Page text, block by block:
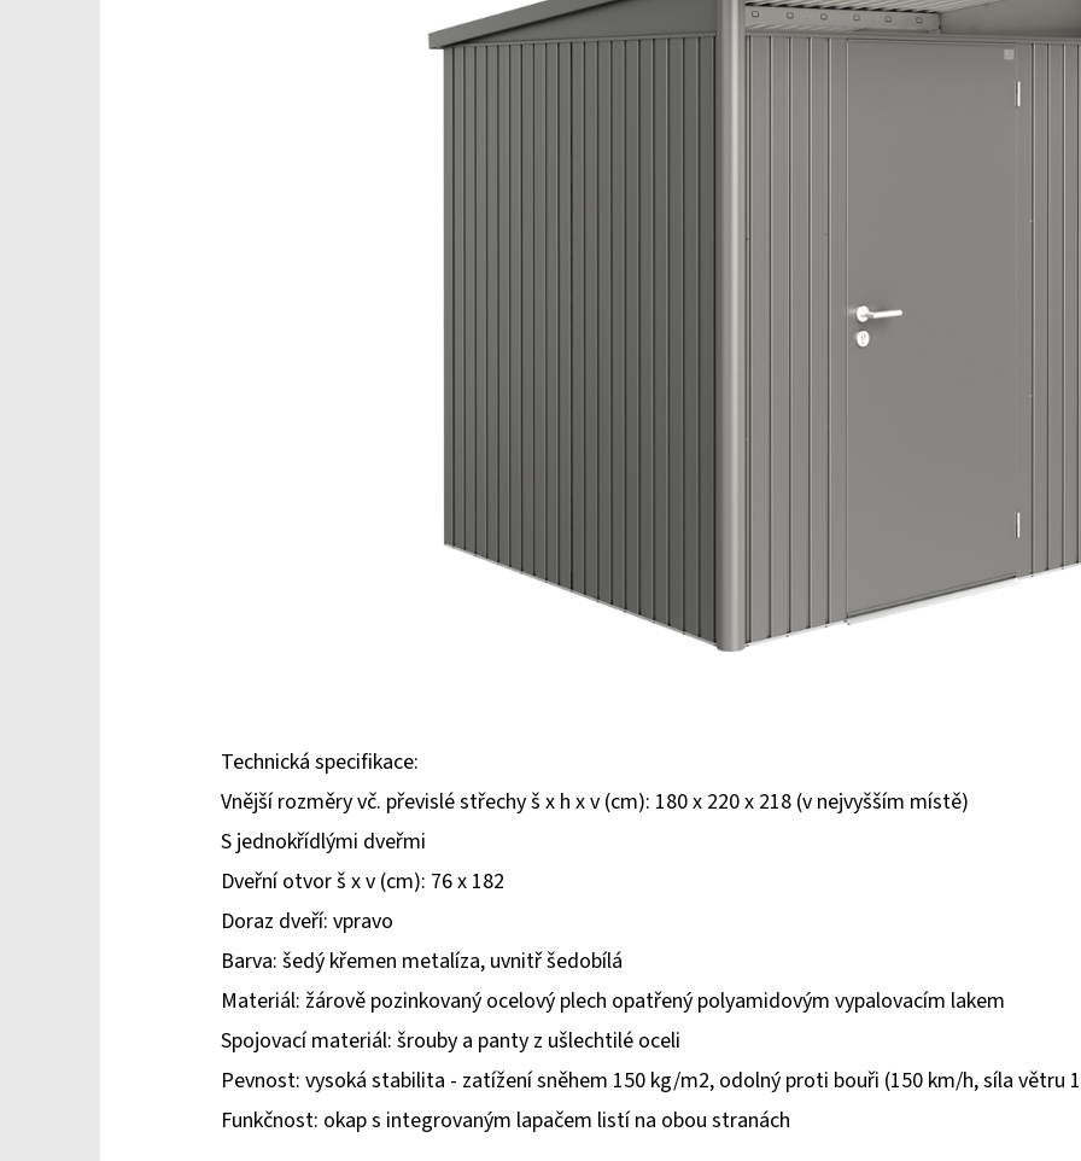
Technická specifikace:
Vnější rozměry vč. převislé střechy š x h x v (cm): 180 x 220 x 218 (v nejvyšším místě)
S jednokřídlými dveřmi
Dveřní otvor š x v (cm): 76 x 182
Doraz dveří: vpravo
Barva: šedý křemen metalíza, uvnitř šedobílá
Materiál: žárově pozinkovaný ocelový plech opatřený polyamidovým vypalovacím lakem
Spojovací materiál: šrouby a panty z ušlechtilé oceli
Pevnost: vysoká stabilita - zatížení sněhem 150 kg/m2, odolný proti bouři (150 km/h, síla větru
Funkčnost: okap s integrovaným lapačem listí na obou stranách